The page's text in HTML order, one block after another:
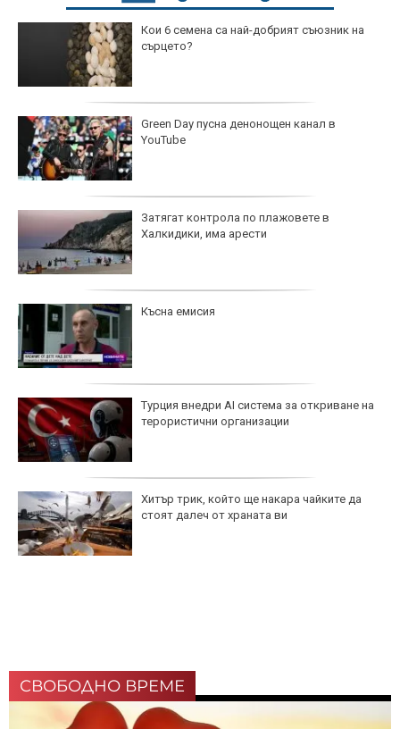
Кои 6 семена са най-добрият съюзник на
сърцето?
Green Day пусна денонощен канал в
YouTube
Затягат контрола по плажовете в
Халкидики, има арести
Късна емисия
Турция внедри AI система за откриване на
терористични организации
Хитър трик, който ще накара чайките да
стоят далеч от храната ви
СВОБОДНО ВРЕМЕ